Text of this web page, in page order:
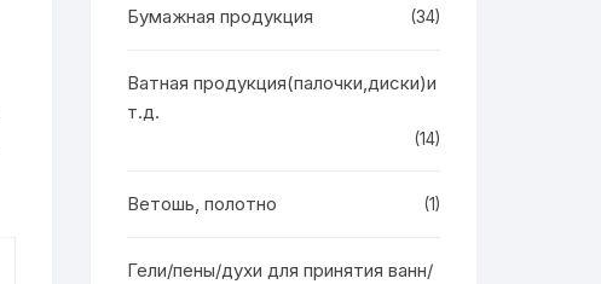
Бумажная продукция (34)
Ватная продукция(палочки,диски)и
т.д.
(14)
Ветошь, полотно (1)
Гели/пены/духи для принятия ванн/